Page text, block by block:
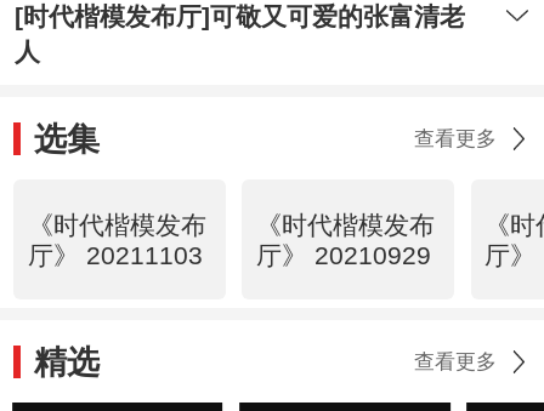
[时代楷模发布厅]可敬又可爱的张富清老
人
选集 查看更多
《时代楷模发布
厅》 20211103
《时代楷模发布
厅》 20210929
《
厅》
精选 查看更多